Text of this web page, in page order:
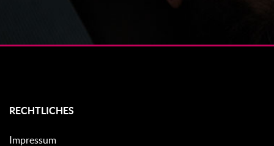
RECHTLICHES
Impressum